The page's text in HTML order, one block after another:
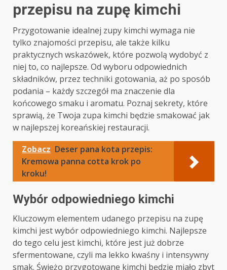
przepisu na zupę kimchi
Przygotowanie idealnej zupy kimchi wymaga nie
tylko znajomości przepisu, ale także kilku
praktycznych wskazówek, które pozwolą wydobyć z
niej to, co najlepsze. Od wyboru odpowiednich
składników, przez techniki gotowania, aż po sposób
podania – każdy szczegół ma znaczenie dla
końcowego smaku i aromatu. Poznaj sekrety, które
sprawią, że Twoja zupa kimchi będzie smakować jak
w najlepszej koreańskiej restauracji.
Zobacz Deser pana kota przepis:
Kremowa panna cotta krok po
kroku!
Wybór odpowiedniego kimchi
Kluczowym elementem udanego przepisu na zupę
kimchi jest wybór odpowiedniego kimchi. Najlepsze
do tego celu jest kimchi, które jest już dobrze
sfermentowane, czyli ma lekko kwaśny i intensywny
smak. Świeżo przygotowane kimchi będzie miało zbyt